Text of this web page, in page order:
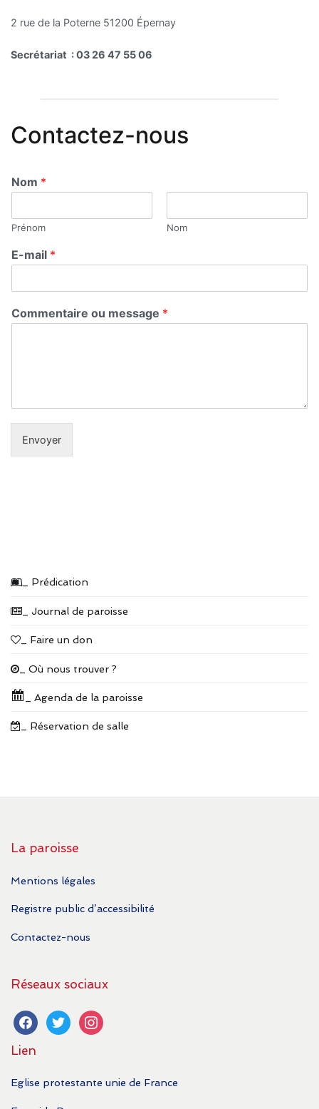
2 rue de la Poterne 51200 Épernay
Secrétariat : 03 26 47 55 06
Contactez-nous
Nom *
Prénom Nom
E-mail *
Commentaire ou message *
Envoyer
_ Prédication
_ Journal de paroisse
_ Faire un don
_ Où nous trouver ?
_ Agenda de la paroisse
_ Réservation de salle
La paroisse
Mentions légales
Registre public d’accessibilité
Contactez-nous
Réseaux sociaux
facebooktwitter instagram
Lien
Eglise protestante unie de France